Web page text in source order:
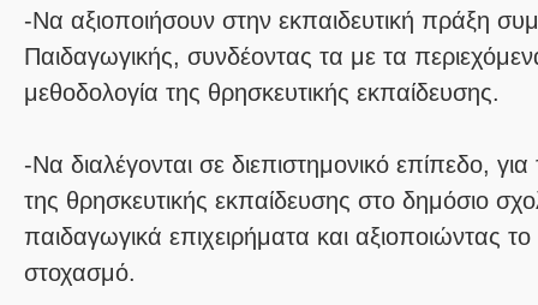
-Να αξιοποιήσουν στην εκπαιδευτική πράξη
Παιδαγωγικής, συνδέοντας τα με τα
μεθοδολογία της θρησκευτικής εκπαίδευσης.
-Να διαλέγονται σε διεπιστημονικό επίπεδο,
της θρησκευτικής εκπαίδευσης στο δημόσιο
παιδαγωγικά επιχειρήματα και αξιοποιώντας
στοχασμό.